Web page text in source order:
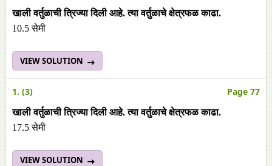
खाली वर्तुळाची त्रिज्या दिली आहे. त्या वर्तुळाचे क्षेत्रफळ काढा.
10.5 सेमी
VIEW SOLUTION
1. (3) Page 77
खाली वर्तुळाची त्रिज्या दिली आहे. त्या वर्तुळाचे क्षेत्रफळ काढा.
17.5 सेमी
VIEW SOLUTION